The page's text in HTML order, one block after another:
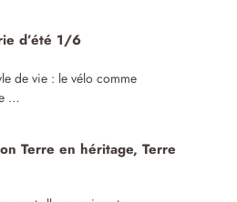
d’été 1/6
de vie : le vélo comme
…
Terre en héritage, Terre